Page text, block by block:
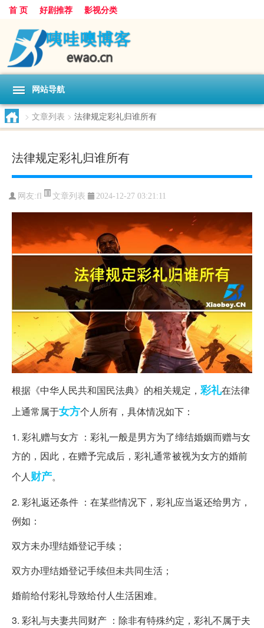
首 页 好剧推荐 影视分类
网站导航
> 文章列表 > 法律规定彩礼归谁所有
法律规定彩礼归谁所有
网友:fl 文章列表 2024-12-27 03:21:11
根据《中华人民共和国民法典》的相关规定， 彩礼在法律
上通常属于女方个人所有，具体情况如下：
1. 彩礼赠与女方 ：彩礼一般是男方为了缔结婚姻而赠与女
方的，因此，在赠予完成后，彩礼通常被视为女方的婚前
个人财产。
2. 彩礼返还条件 ：在某些情况下，彩礼应当返还给男方，
例如：
双方未办理结婚登记手续；
双方办理结婚登记手续但未共同生活；
婚前给付彩礼导致给付人生活困难。
3. 彩礼与夫妻共同财产 ：除非有特殊约定，彩礼不属于夫